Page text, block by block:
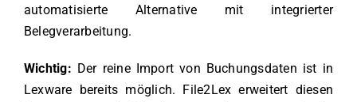
automatisierte Alternative mit integrierter
Belegverarbeitung.
Wichtig: Der reine Import von Buchungsdaten ist in
Lexware bereits möglich. File2Lex erweitert diesen